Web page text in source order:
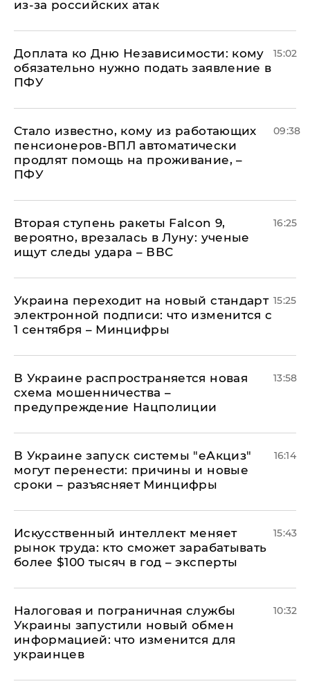
из-за российских атак
Доплата ко Дню Независимости: кому
обязательно нужно подать заявление в
ПФУ
15:02
Стало известно, кому из работающих
пенсионеров-ВПЛ автоматически
продлят помощь на проживание, –
ПФУ
09:38
Вторая ступень ракеты Falcon 9,
вероятно, врезалась в Луну: ученые
ищут следы удара – ВВС
16:25
Украина переходит на новый стандарт
электронной подписи: что изменится с
1 сентября – Минцифры
15:25
В Украине распространяется новая
схема мошенничества –
предупреждение Нацполиции
13:58
В Украине запуск системы "еАкциз"
могут перенести: причины и новые
сроки – разъясняет Минцифры
16:14
Искусственный интеллект меняет
рынок труда: кто сможет зарабатывать
более $100 тысяч в год – эксперты
15:43
Налоговая и пограничная службы
Украины запустили новый обмен
информацией: что изменится для
украинцев
10:32